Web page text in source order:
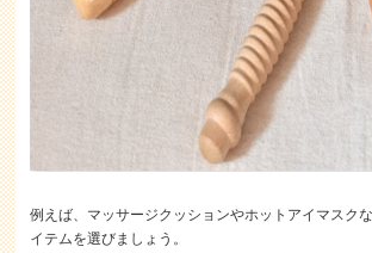
例えば、マッサージクッションやホットアイマスク
イテムを選びましょう。